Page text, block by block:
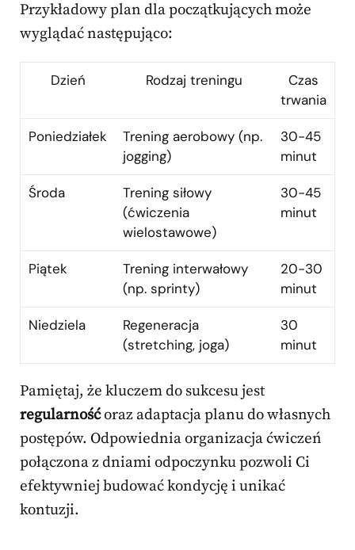
Przykładowy plan dla początkujących może
wyglądać następująco:
Dzień Rodzaj treningu
Czas
trwania
Poniedziałek
Trening aerobowy (np.
jogging)
30-45
minut
Środa
Trening siłowy
(ćwiczenia
wielostawowe)
30-45
minut
Piątek
Trening interwałowy
(np. sprinty)
20-30
minut
Niedziela
Regeneracja
(stretching, joga)
30
minut
Pamiętaj, że kluczem do sukcesu jest
regularnośćoraz adaptacja planu do własnych
postępów. Odpowiednia organizacja ćwiczeń
połączona z dniami odpoczynku pozwoli Ci
efektywniej budować kondycję i unikać
kontuzji.